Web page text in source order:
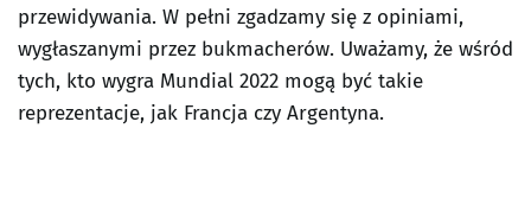
przewidywania. W pełni zgadzamy się z opiniami,
wygłaszanymi przez bukmacherów. Uważamy, że wśród
tych, kto wygra Mundial 2022 mogą być takie
reprezentacje, jak Francja czy Argentyna.